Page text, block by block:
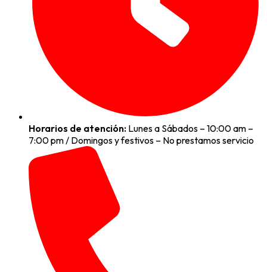
Horarios de atención: Lunes a Sábados – 10:00 am –
7:00 pm / Domingos y festivos – No prestamos servicio